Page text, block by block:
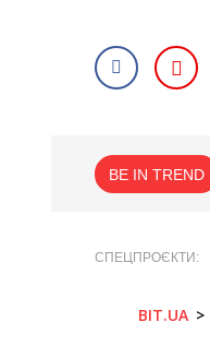
BE IN TREND
СПЕЦПРОЄКТИ
BIT.UA